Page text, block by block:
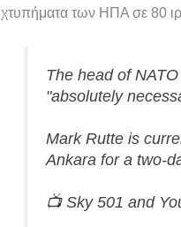
τ
χτυπήματα των ΗΠΑ σε 80
The head of
"absolutely
Mark Rutte is
Ankara for a two-
📺 Sky 501 and